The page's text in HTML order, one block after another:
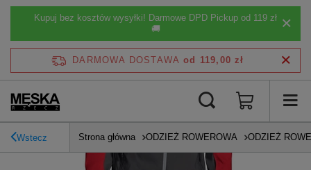
Kupuj bez kosztów wysyłki! Darmowe DPD Pickup od 119 zł
🚚
DARMOWA DOSTAWA od 119,00 zł
Wstecz Strona główna ODZIEŻ ROWEROWA ODZIEŻ